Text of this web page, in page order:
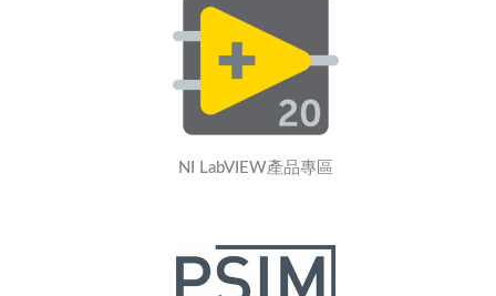
NI LabVIEW產品專區